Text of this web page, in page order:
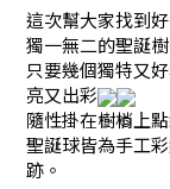
這次幫大家找到
獨一無二的聖誕
只要幾個獨特又
亮又出彩
隨性掛在樹梢上
聖誕球皆為手工
跡。